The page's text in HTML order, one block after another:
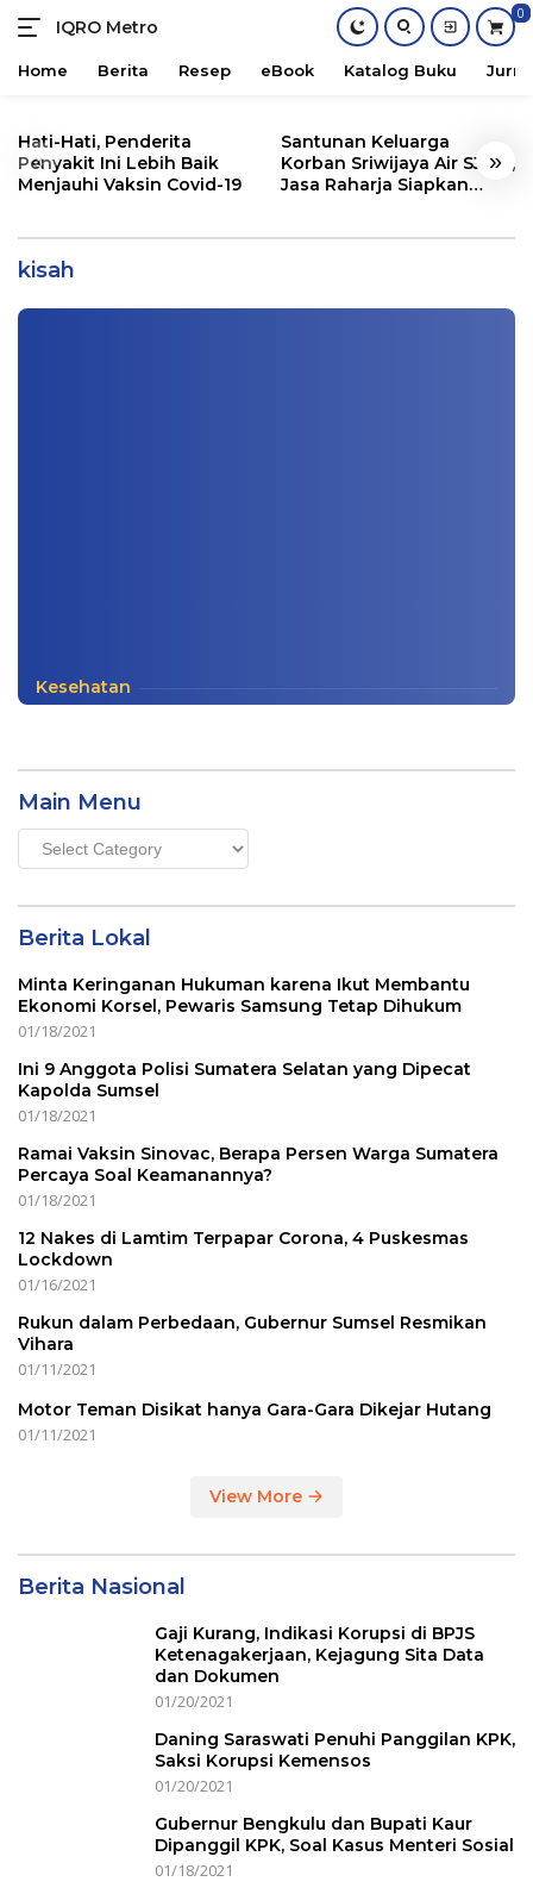
content
IQRO Metro
Lets
Bright
0
Home Berita Resep eBook Katalog Buku
« »
Hati-Hati, Penderita
Penyakit Ini Lebih Baik
Menjauhi Vaksin Covid-19
Santunan Keluarga
Korban Sriwijaya Air SJ182,
Jasa Raharja Siapkan
kisah
Memperhatikanmu
Cerpen
Kesehatan
Main Menu
Main
Menu
Berita Lokal
Minta Keringanan Hukuman karena Ikut Membantu
Ekonomi Korsel, Pewaris Samsung Tetap Dihukum
01/18/2021
Ini 9 Anggota Polisi Sumatera Selatan yang Dipecat
Kapolda Sumsel
01/18/2021
Ramai Vaksin Sinovac, Berapa Persen Warga Sumatera
Percaya Soal Keamanannya?
01/18/2021
12 Nakes di Lamtim Terpapar Corona, 4 Puskesmas
Lockdown
01/16/2021
Rukun dalam Perbedaan, Gubernur Sumsel Resmikan
Vihara
01/11/2021
Motor Teman Disikat hanya Gara-Gara Dikejar Hutang
01/11/2021
View More
Berita Nasional
Gaji Kurang, Indikasi Korupsi di BPJS
Ketenagakerjaan, Kejagung Sita Data
dan Dokumen
01/20/2021
Daning Saraswati Penuhi Panggilan KPK,
Saksi Korupsi Kemensos
01/20/2021
Gubernur Bengkulu dan Bupati Kaur
Dipanggil KPK, Soal Kasus Menteri Sosial
01/18/2021